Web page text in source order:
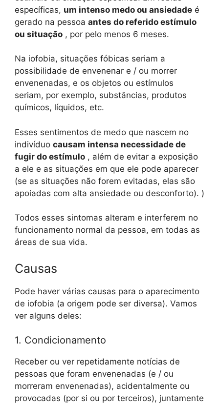
específicas, um intenso medo ou ansiedade é
gerado na pessoa antes do referido estímulo
ou situação , por pelo menos 6 meses.
Na iofobia, situações fóbicas seriam a
possibilidade de envenenar e / ou morrer
envenenadas, e os objetos ou estímulos
seriam, por exemplo, substâncias, produtos
químicos, líquidos, etc.
Esses sentimentos de medo que nascem no
indivíduo causam intensa necessidade de
fugir do estímulo , além de evitar a exposição
a ele e as situações em que ele pode aparecer
(se as situações não forem evitadas, elas são
apoiadas com alta ansiedade ou desconforto). )
Todos esses sintomas alteram e interferem no
funcionamento normal da pessoa, em todas as
áreas de sua vida.
Causas
Pode haver várias causas para o aparecimento
de iofobia (a origem pode ser diversa). Vamos
ver alguns deles:
1. Condicionamento
Receber ou ver repetidamente notícias de
pessoas que foram envenenadas (e / ou
morreram envenenadas), acidentalmente ou
provocadas (por si ou por terceiros), juntamente